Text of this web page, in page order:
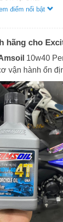
điểm nổi bật
hãng cho
10w40
vận hành ổn